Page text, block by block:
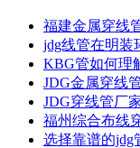
福建金属穿线
jdg线管在明装
KBG管如何理
JDG金属穿线
JDG穿线管厂
福州综合布线
选择靠谱的jdg